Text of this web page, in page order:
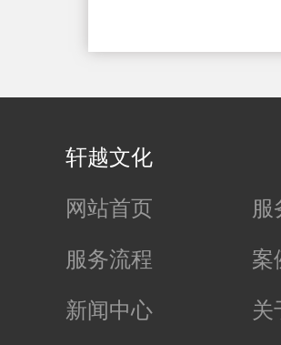
轩越文化
网站首页 服
服务流程 案
新闻中心 关